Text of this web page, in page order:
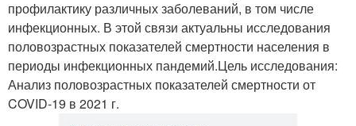
профилактику различных заболеваний, в том числе
инфекционных. В этой связи актуальны исследования
половозрастных показателей смертности населения в
периоды инфекционных пандемий.Цель исследования:
Анализ половозрастных показателей смертности от
COVID-19 в 2021 г.